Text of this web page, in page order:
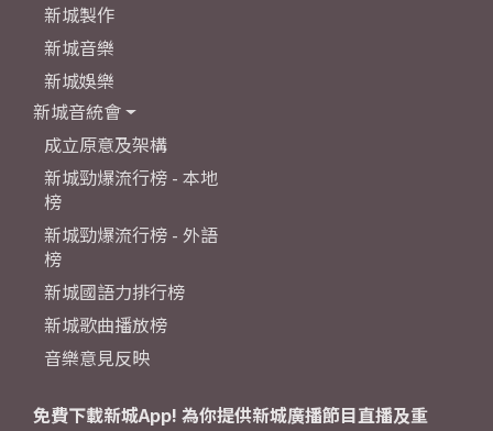
新城製作
新城音樂
新城娛樂
新城音統會
成立原意及架構
新城勁爆流行榜 - 本地
榜
新城勁爆流行榜 - 外語
榜
新城國語力排行榜
新城歌曲播放榜
音樂意見反映
免費下載新城App! 為你提供新城廣播節目直播及重